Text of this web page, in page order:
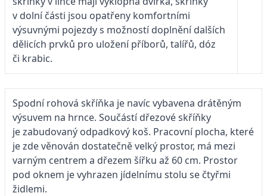
v dolní části jsou opatřeny komfortními
výsuvnými pojezdy s možností doplnění dalších
dělicích prvků pro uložení příborů, talířů, dóz
či krabic.
Spodní rohová skříňka je navíc vybavena drátěným
výsuvem na hrnce. Součástí dřezové skříňky
je zabudovaný odpadkový koš. Pracovní plocha, které
je zde věnován dostatečně velký prostor, má mezi
varným centrem a dřezem šířku až 60 cm. Prostor
pod oknem je vyhrazen jídelnímu stolu se čtyřmi
židlemi.